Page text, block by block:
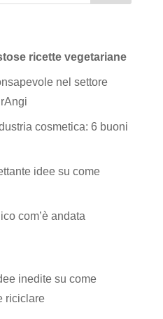
ricette vegetariane
nel settore
cosmetica: 6 buoni
idee su come
com’è andata
inedite su come
riciclare